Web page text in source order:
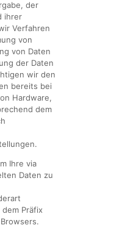
der
ihrer
Verfahren
von
von Daten
der Daten
wir den
bereits bei
Hardware,
dem
Ihre via
Daten zu
Präfix